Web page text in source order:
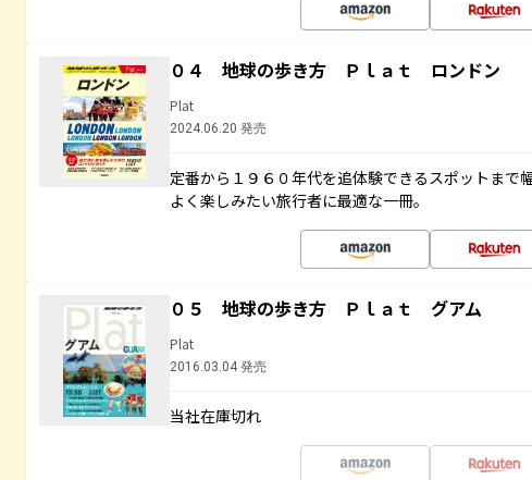
０４ 地球の歩き方 Ｐｌａｔ ロンドン
Plat
2024.06.20 発売
定番から１９６０年代を追体験できるスポットまで
よく楽しみたい旅行者に最適な一冊。
０５ 地球の歩き方 Ｐｌａｔ グアム
Plat
2016.03.04 発売
当社在庫切れ